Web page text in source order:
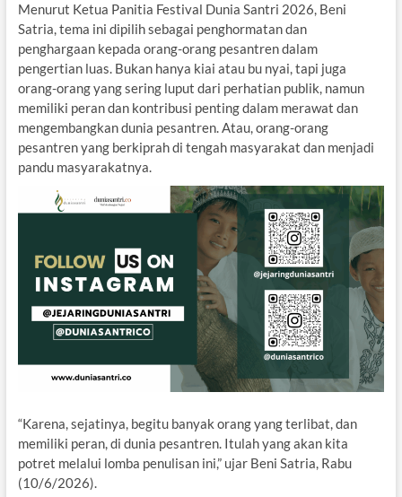
Menurut Ketua Panitia Festival Dunia Santri 2026, Beni
Satria, tema ini dipilih sebagai penghormatan dan
penghargaan kepada orang-orang pesantren dalam
pengertian luas. Bukan hanya kiai atau bu nyai, tapi juga
orang-orang yang sering luput dari perhatian publik, namun
memiliki peran dan kontribusi penting dalam merawat dan
mengembangkan dunia pesantren. Atau, orang-orang
pesantren yang berkiprah di tengah masyarakat dan menjadi
pandu masyarakatnya.
“Karena, sejatinya, begitu banyak orang yang terlibat, dan
memiliki peran, di dunia pesantren. Itulah yang akan kita
potret melalui lomba penulisan ini,” ujar Beni Satria, Rabu
(10/6/2026).